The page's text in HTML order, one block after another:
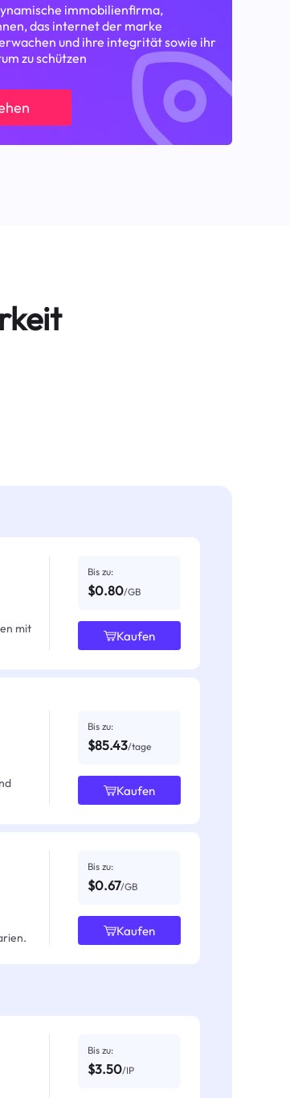
immobilienfirma,
das internet der marke
und ihre integrität sowie ihr
zu schützen
mit
Bis zu:
$0.80/GB
Kaufen
Bis zu:
$85.43/tage
Kaufen
Bis zu:
$0.67/GB
Kaufen
Bis zu:
$3.50/IP